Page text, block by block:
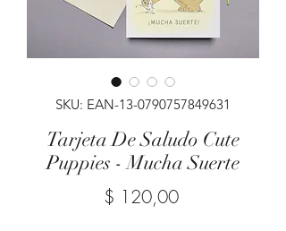
SKU: EAN-13-0790757849631
Tarjeta De Saludo Cute
Puppies - Mucha Suerte
$ 120,00Precio